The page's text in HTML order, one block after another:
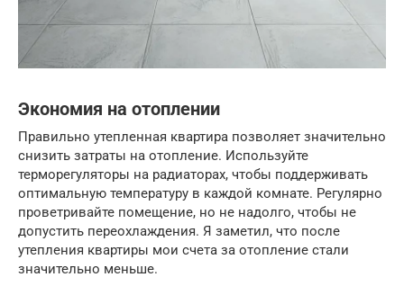
Экономия на отоплении
Правильно утепленная квартира позволяет значительно
снизить затраты на отопление. Используйте
терморегуляторы на радиаторах, чтобы поддерживать
оптимальную температуру в каждой комнате. Регулярно
проветривайте помещение, но не надолго, чтобы не
допустить переохлаждения. Я заметил, что после
утепления квартиры мои счета за отопление стали
значительно меньше.